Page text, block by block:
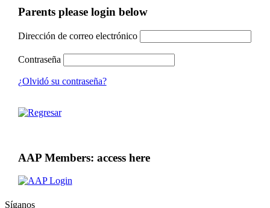
Parents please login below
Dirección de correo electrónico
Contraseña
¿Olvidó su contraseña?
AAP Members: access here
Síganos